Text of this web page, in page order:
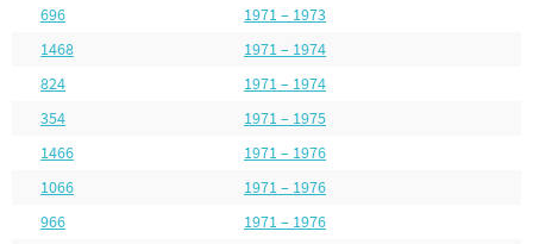
696
1971 – 1973
1468
1971 – 1974
824
1971 – 1974
354
1971 – 1975
1466
1971 – 1976
1066
1971 – 1976
966
1971 – 1976